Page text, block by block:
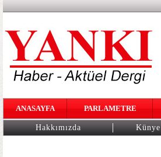
ANASAYFA PARLAMETRE
Hakkımızda Künye